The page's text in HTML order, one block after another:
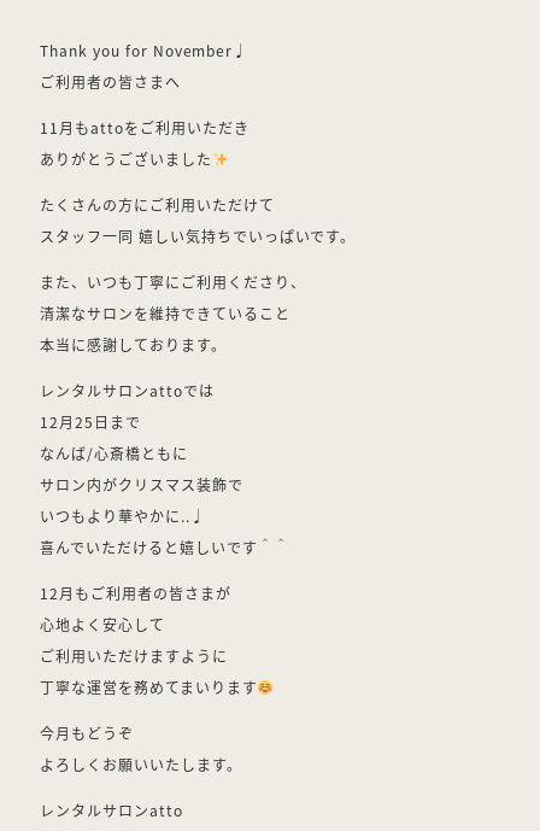
Thank you for November♩
ご利用者の皆さまへ⁡
11月もattoをご利用いただき
ありがとうございました
たくさんの方にご利用いただけて
スタッフ一同 嬉しい気持ちでいっぱいです。
また、いつも丁寧にご利用くださり、
清潔なサロンを維持できていること
本当に感謝しております。⁡
レンタルサロンattoでは
12月25日まで
なんば/心斎橋ともに
サロン内がクリスマス装飾で
いつもより華やかに..♩
喜んでいただけると嬉しいです＾＾
12月もご利用者の皆さまが
心地よく安心して
ご利用いただけますように
丁寧な運営を務めてまいります
今月もどうぞ
よろしくお願いいたします。⁡
レンタルサロンatto